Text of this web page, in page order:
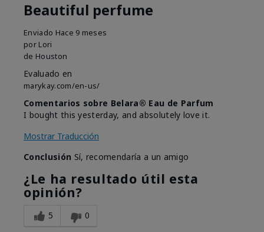
Beautiful perfume
Enviado Hace 9 meses
por Lori
de Houston
Evaluado en
marykay.com/en-us/
Comentarios sobre Belara® Eau de Parfum
I bought this yesterday, and absolutely love it.
Mostrar Traducción
Conclusión Sí, recomendaría a un amigo
¿Le ha resultado útil esta
opinión?
5 0